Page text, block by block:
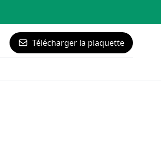
Télécharger la plaquette